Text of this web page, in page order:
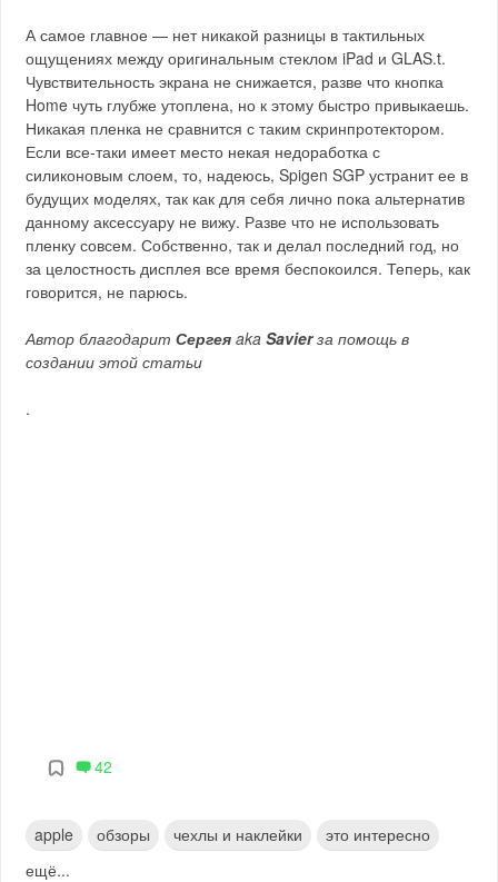
А самое главное — нет никакой разницы в тактильных
ощущениях между оригинальным стеклом iPad и GLAS.t.
Чувствительность экрана не снижается, разве что кнопка
Home чуть глубже утоплена, но к этому быстро привыкаешь.
Никакая пленка не сравнится с таким скринпротектором.
Если все-таки имеет место некая недоработка с
силиконовым слоем, то, надеюсь, Spigen SGP устранит ее в
будущих моделях, так как для себя лично пока альтернатив
данному аксессуару не вижу. Разве что не использовать
пленку совсем. Собственно, так и делал последний год, но
за целостность дисплея все время беспокоился. Теперь, как
говорится, не парюсь.
Автор благодаритСергея akaSavierза помощь в
создании этой статьи
.
42
apple обзоры чехлы и наклейки
это интересно
ещё...